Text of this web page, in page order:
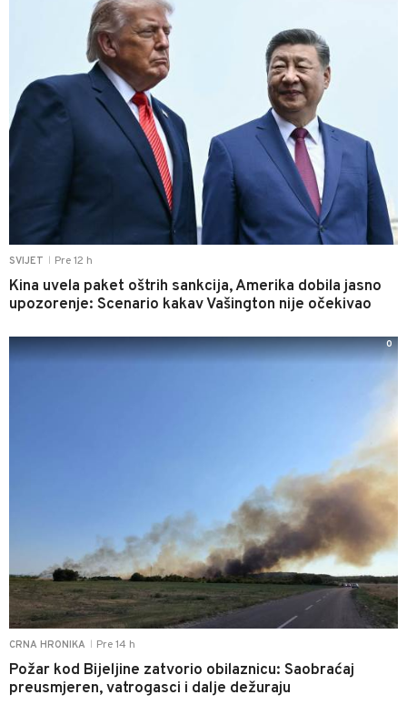
SVIJET Pre 12 h
Kina uvela paket oštrih sankcija, Amerika dobila jasno
upozorenje: Scenario kakav Vašington nije očekivao
CRNA HRONIKA Pre 14 h
Požar kod Bijeljine zatvorio obilaznicu: Saobraćaj
preusmjeren, vatrogasci i dalje dežuraju
0